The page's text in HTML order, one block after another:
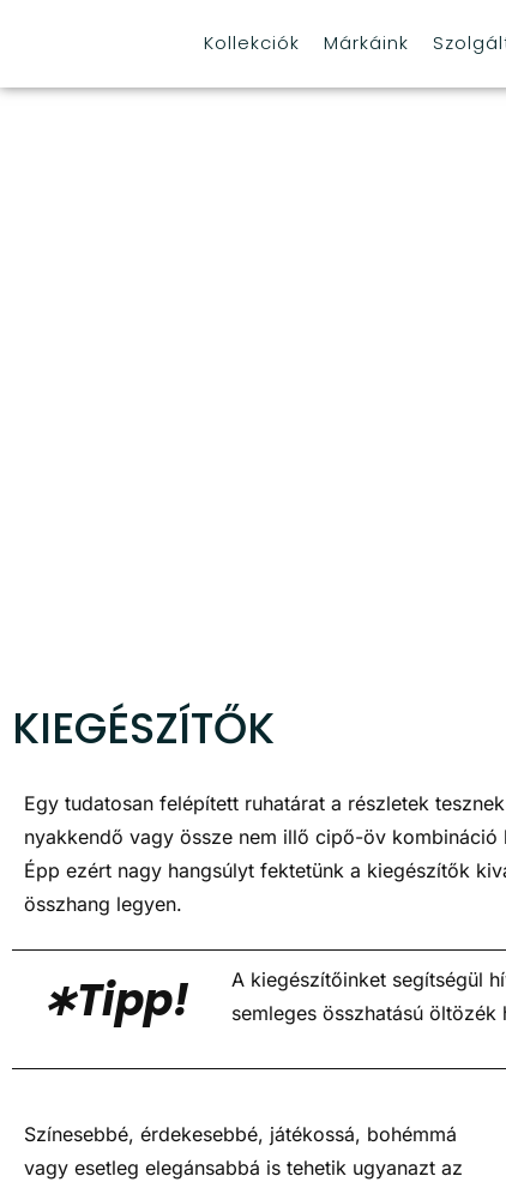
Kollekciók Márkáink
KIEGÉSZÍTŐK
Egy tudatosan felépített ruhatárat a részletek
nyakkendő vagy össze nem illő cipő-öv
Épp ezért nagy hangsúlyt fektetünk a kiegészítők
összhang legyen.
∗Tipp!
A kiegészítőinket segítségül
semleges összhatású
Színesebbé, érdekesebbé, játékossá, bohémmá
vagy esetleg elegánsabbá is tehetik ugyanazt az